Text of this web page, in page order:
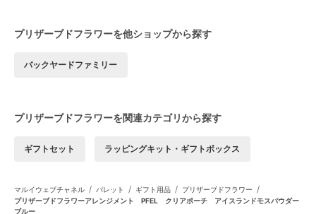
プリザーブドフラワーを他ショップから探す
バックヤードファミリー
プリザーブドフラワーを関連カテゴリから探す
ギフトセット ラッピングキット・ギフトボックス
マルイウェブチャネル / パレット / ギフト用品 / プリザーブドフラワー /
プリザーブドフラワーアレンジメント PFEL クリアポーチ アイスランドモスパウダー
ブルー